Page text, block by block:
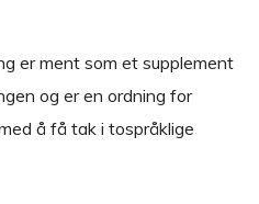
er ment som et supplement
og er en ordning for
å få tak i tospråklige